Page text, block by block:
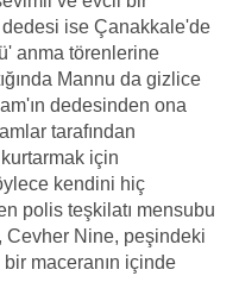
dedesi ise Çanakkale'de
anma törenlerine
Mannu da gizlice
dedesinden ona
tarafından
için
kendini hiç
polis teşkilatı mensubu
Nine, peşindeki
maceranın içinde